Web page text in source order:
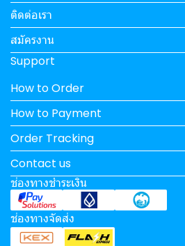
ติดต่อเรา
สมัครงาน
Support
How to Order
How to Payment
Order Tracking
Contact us
ช่องทางชำระเงิน
ช่องทางจัดส่ง